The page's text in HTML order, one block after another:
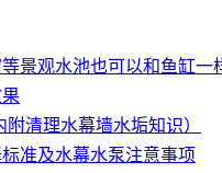
景观水池也可以和鱼缸一
清理水幕墙水垢知识）
准及水幕水泵注意事项